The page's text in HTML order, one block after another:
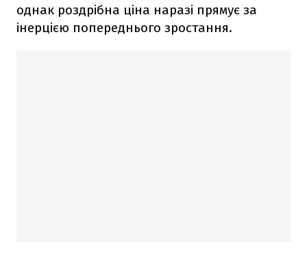
однак роздрібна ціна наразі прямує за
інерцією попереднього зростання.